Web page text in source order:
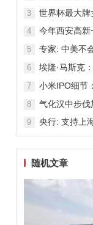
3 世界杯最大
4
今年西安高新
5
专家: 中美不
6
埃隆·马斯克
7
小米IPO细节
8 气化汉中步
9
央行: 支持上
随机文章